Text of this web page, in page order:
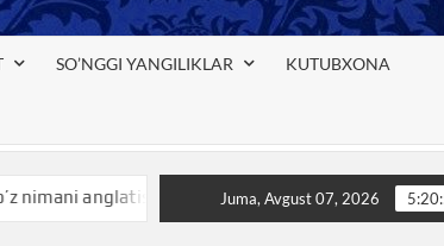
SO’NGGI YANGILIKLAR KUTUBXONA
anglatishini bilasizmi Baliq nimani
Juma, Avgust 07, 2026